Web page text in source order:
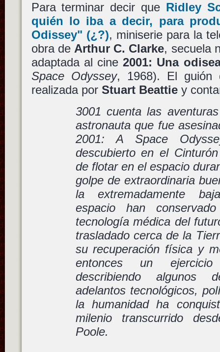
Para terminar decir que Ridley
quién lo iba a decir, para
Odissey" (¿?), miniserie para la
obra de Arthur C. Clarke, secuela
adaptada al cine2001: Una
Space Odyssey, 1968). El guión
realizada por Stuart Beattiey
3001 cuenta las
astronauta que fue
2001: A Space
descubierto en el
de flotar en el espacio
golpe de extraordinaria
la extremadamente
espacio han
tecnología médica del
trasladado cerca de la
su recuperación física y
entonces un
describiendo algunos
adelantos tecnológicos,
la humanidad ha
milenio transcurrido
Poole.